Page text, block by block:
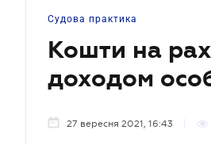
Судова практика
Кошти на
доходом
27 вересня 2021, 16:43